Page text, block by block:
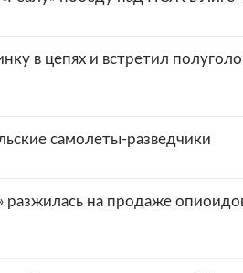
в цепях и встретил
самолеты-разведчики
на продаже